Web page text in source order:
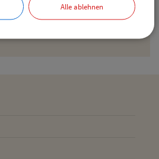
Alle ablehnen